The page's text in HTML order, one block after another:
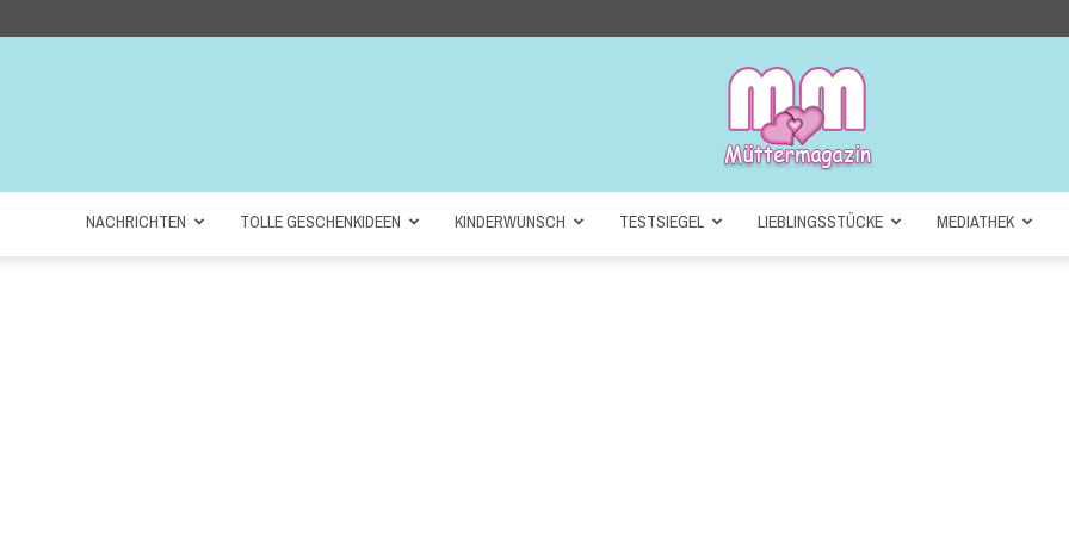
NACHRICHTEN TOLLE GESCHENKIDEEN KINDERWUNSCH TESTSIEGEL LIEBLINGSSTÜCKE MEDIATHEK